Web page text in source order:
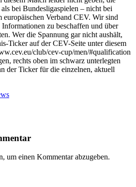
bei Bundesligaspielen – nicht bei
europäischen Verband CEV. Wir sind
Informationen zu beschaffen und über
Wer die Spannung gar nicht aushält,
Ticker auf der CEV-Seite unter diesem
club/cev-cup/men/#qualification
rechts oben im schwarz unterlegten
der Ticker für die einzelnen, aktuell
um einen Kommentar abzugeben.